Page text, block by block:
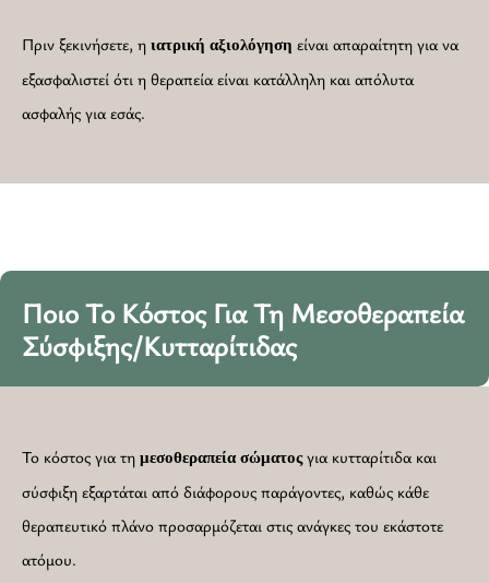
Πριν ξεκινήσετε, η ιατρική αξιολόγηση είναι απαραίτητη για να
εξασφαλιστεί ότι η θεραπεία είναι κατάλληλη και απόλυτα
ασφαλής για εσάς.
Ποιο Το Κόστος Για Τη Μεσοθεραπεία
Σύσφιξης/Κυτταρίτιδας
Το κόστος για τη μεσοθεραπεία σώματοςγια κυτταρίτιδα και
σύσφιξη εξαρτάται από διάφορους παράγοντες, καθώς κάθε
θεραπευτικό πλάνο προσαρμόζεται στις ανάγκες του εκάστοτε
ατόμου.